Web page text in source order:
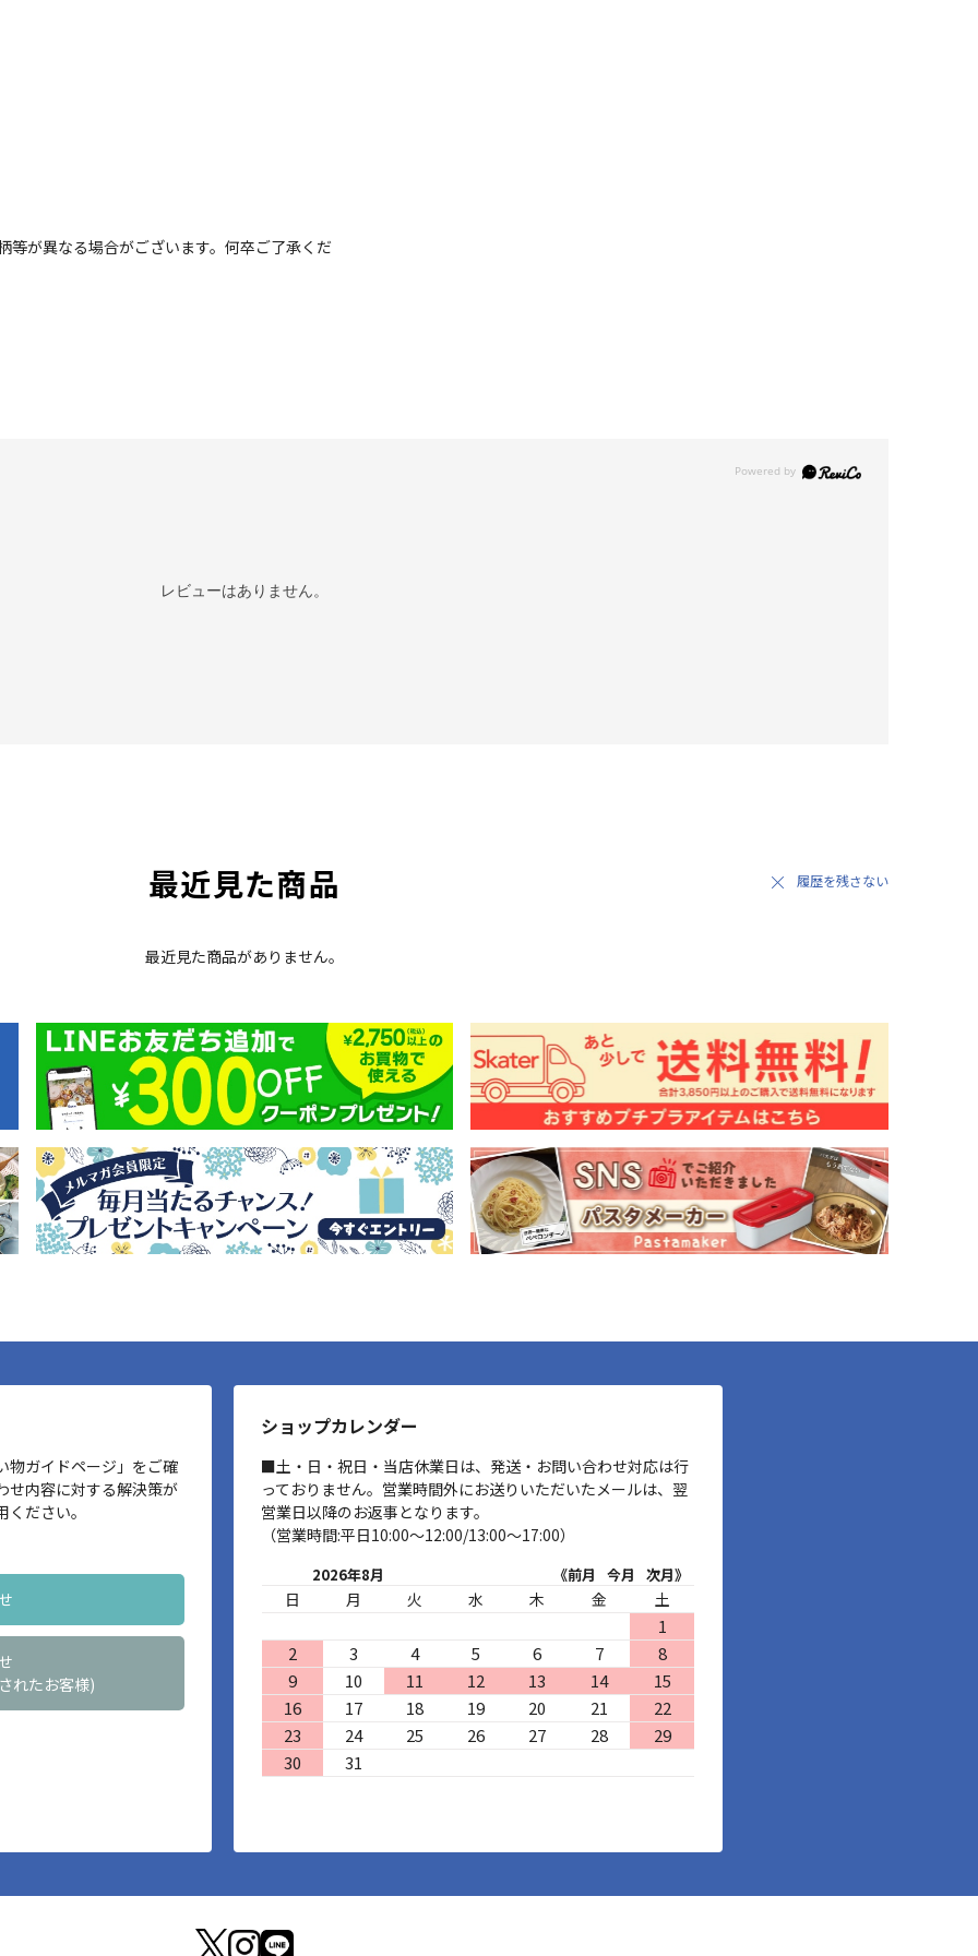
が異なる場合がございます。何卒ご了承くだ
レビューはありません。
最近見た商品
最近見た商品がありません。
履歴を残さない
物ガイドページ」をご確
せ内容に対する解決策が
ださい。
れたお客様)
ショップカレンダー
■土・日・祝日・当店休業日は、発送・お問い合わせ対応は行
っておりません。営業時間外にお送りいただいたメールは、翌
営業日以降のお返事となります。
（営業時間:平日10:00～12:00/13:00～17:00）
2026年8月 《前月 今月 次月》
日 月 火 水 木 金 土
1
2
3 4 5 6 7
8
9
10 11 12 13 14
15
16
17 18 19 20 21
22
23
24 25 26 27 28
29
30
31